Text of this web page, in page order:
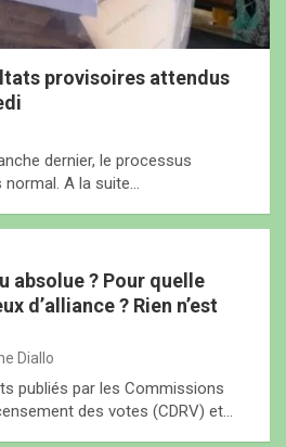
provisoires attendus
dernier, le processus
A la suite…
absolue ? Pour quelle
d’alliance ? Rien n’est
Diallo
publiés par les Commissions
des votes (CDRV) et…